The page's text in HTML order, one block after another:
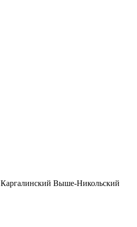
Каргалинский Выше-Никольский